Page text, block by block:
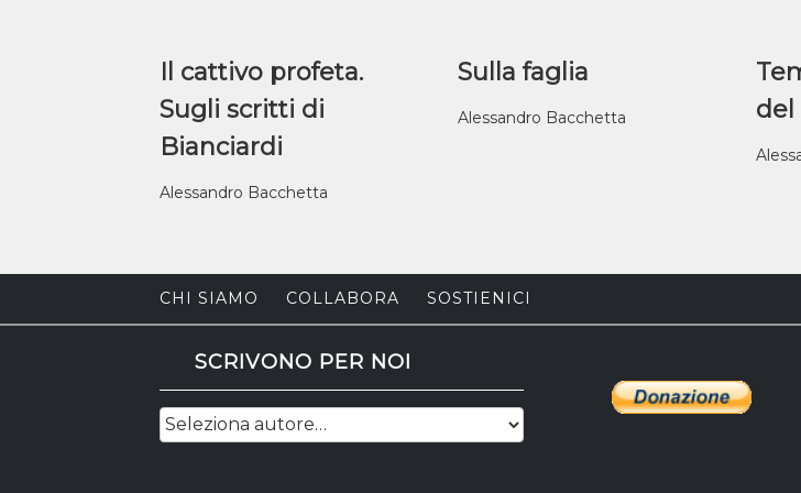
Il cattivo profeta.
Sugli scritti di
Bianciardi
Alessandro Bacchetta
Sulla faglia
Alessandro Bacchetta
del
CHI SIAMO COLLABORA SOSTIENICI
SCRIVONO PER NOI